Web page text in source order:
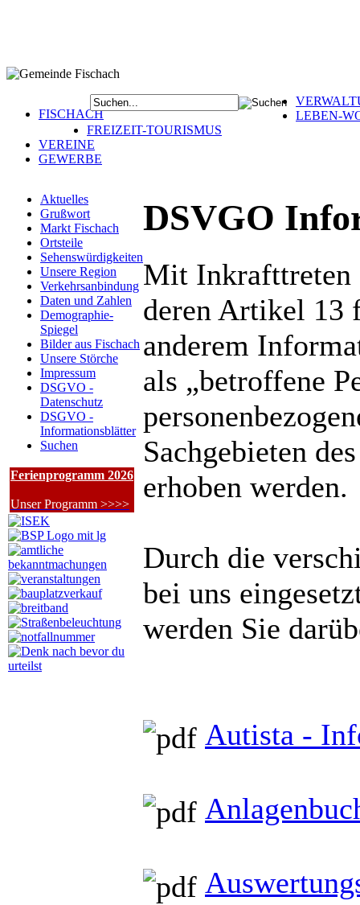
FISCHACH
LEBEN-
FREIZEIT-TOURISMUS
VEREINE
GEWERBE
Aktuelles
Grußwort
Markt Fischach
Ortsteile
Sehenswürdigkeiten
Unsere Region
Verkehrsanbindung
Daten und Zahlen
Demographie-
Spiegel
Bilder aus Fischach
Unsere Störche
Impressum
DSGVO -
Datenschutz
DSGVO -
Informationsblätter
Suchen
Ferienprogramm 2026
Unser Programm >>>>
DSVGO
Mit Inkrafttreten
deren Artikel 13
anderem
als „betroffene
Sachgebieten
erhoben werden.
Durch die
bei uns
werden Sie
Autista -